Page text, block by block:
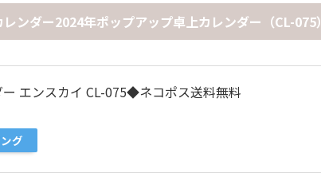
ンダー2024年ポップアップ卓上カレンダー（CL-075）
エンスカイ CL-075◆ネコポス送料無料
グ